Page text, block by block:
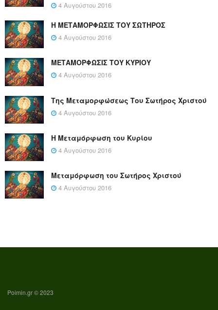
4 Αυγούστου 2016
Η ΜΕΤΑΜΟΡΦΩΣΙΣ ΤΟΥ ΣΩΤΗΡΟΣ
4 Αυγούστου 2016
ΜΕΤΑΜΟΡΦΩΣΙΣ ΤΟΥ ΚΥΡΙΟΥ
4 Αυγούστου 2016
Της Μεταμορφώσεως Του Σωτήρος Χριστού
4 Αυγούστου 2016
Η Μεταμόρφωση του Κυρίου
4 Αυγούστου 2016
Μεταμόρφωση του Σωτήρος Χριστού
4 Αυγούστου 2016
Poimin.gr © 2023